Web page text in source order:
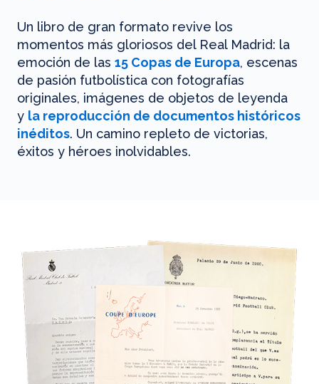
Un libro de gran formato revive los
momentos más gloriosos del Real Madrid: la
emoción de las 15 Copas de Europa, escenas
de pasión futbolística con fotografías
originales, imágenes de objetos de leyenda
y la reproducción de documentos históricos
inéditos. Un camino repleto de victorias,
éxitos y héroes inolvidables.